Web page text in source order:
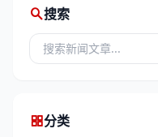
搜索
分类